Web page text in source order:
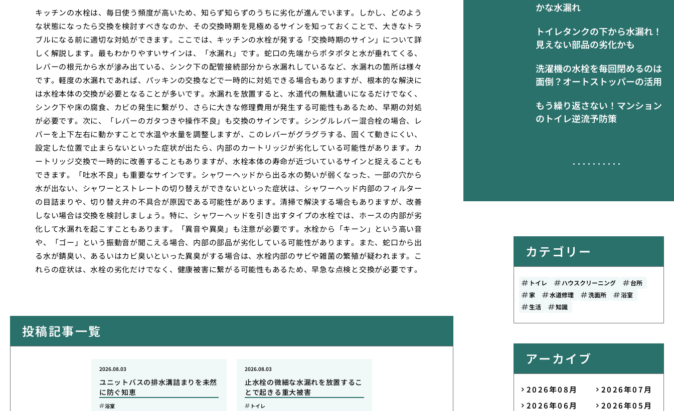
かな水漏れ
トイレタンクの下から水漏れ！
見えない部品の劣化かも
洗濯機の水栓を毎回閉めるのは
面倒？オートストッパーの活用
もう繰り返さない！マンション
のトイレ逆流予防策
キッチンの水栓は、毎日使う頻度が高いため、知らず知らずのうちに劣化が進んでいます。しかし、どのよう
な状態になったら交換を検討すべきなのか、その交換時期を見極めるサインを知っておくことで、大きなトラ
ブルになる前に適切な対処ができます。ここでは、キッチンの水栓が発する「交換時期のサイン」について詳
しく解説します。最もわかりやすいサインは、「水漏れ」です。蛇口の先端からポタポタと水が垂れてくる、
レバーの根元から水が滲み出ている、シンク下の配管接続部分から水漏れしているなど、水漏れの箇所は様々
です。軽度の水漏れであれば、パッキンの交換などで一時的に対処できる場合もありますが、根本的な解決に
は水栓本体の交換が必要となることが多いです。水漏れを放置すると、水道代の無駄遣いになるだけでなく、
シンク下や床の腐食、カビの発生に繋がり、さらに大きな修理費用が発生する可能性もあるため、早期の対処
が必要です。次に、「レバーのガタつきや操作不良」も交換のサインです。シングルレバー混合栓の場合、レ
バーを上下左右に動かすことで水温や水量を調整しますが、このレバーがグラグラする、固くて動きにくい、
設定した位置で止まらないといった症状が出たら、内部のカートリッジが劣化している可能性があります。カ
ートリッジ交換で一時的に改善することもありますが、水栓本体の寿命が近づいているサインと捉えることも
できます。「吐水不良」も重要なサインです。シャワーヘッドから出る水の勢いが弱くなった、一部の穴から
水が出ない、シャワーとストレートの切り替えができないといった症状は、シャワーヘッド内部のフィルター
の目詰まりや、切り替え弁の不具合が原因である可能性があります。清掃で解決する場合もありますが、改善
しない場合は交換を検討しましょう。特に、シャワーヘッドを引き出すタイプの水栓では、ホースの内部が劣
化して水漏れを起こすこともあります。「異音や異臭」も注意が必要です。水栓から「キーン」という高い音
や、「ゴー」という振動音が聞こえる場合、内部の部品が劣化している可能性があります。また、蛇口から出
る水が錆臭い、あるいはカビ臭いといった異臭がする場合は、水栓内部のサビや雑菌の繁殖が疑われます。こ
れらの症状は、水栓の劣化だけでなく、健康被害に繋がる可能性もあるため、早急な点検と交換が必要です。
投稿記事一覧
ユニットバスの排水溝詰まりを未然
に防ぐ知恵
2026.08.03
浴室
止水栓の微細な水漏れを放置するこ
とで起きる重大被害
2026.08.03
トイレ
カテゴリー
トイレ ハウスクリーニング
台所
家
水道修理 洗面所
浴室
生活
知識
アーカイブ
2026年08月
2026年07月
2026年06月
2026年05月